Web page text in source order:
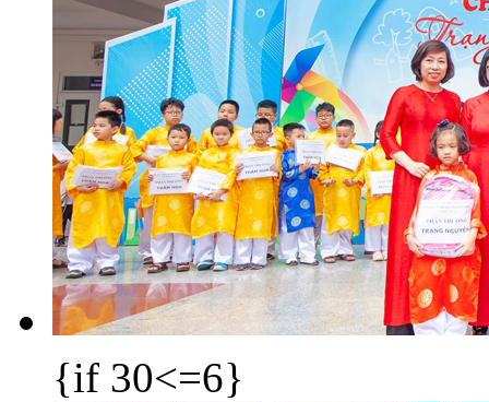
{if 30<=6}